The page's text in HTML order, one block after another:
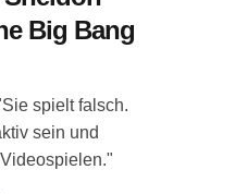
Big Bang
spielt falsch.
sein und